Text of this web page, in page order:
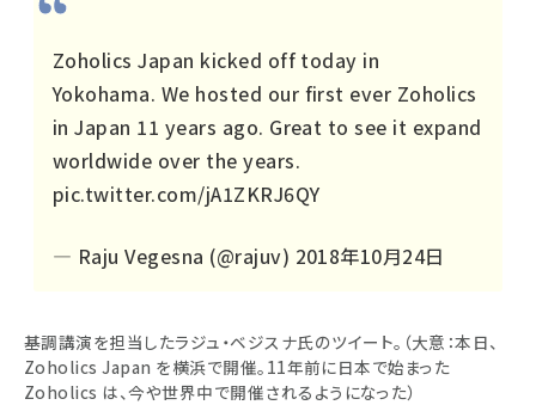
Zoholics Japan kicked off today in
Yokohama. We hosted our first ever Zoholics
in Japan 11 years ago. Great to see it expand
worldwide over the years.
pic.twitter.com/jA1ZKRJ6QY
— Raju Vegesna (@rajuv) 2018年10月24日
基調講演を担当したラジュ・ベジスナ氏のツイート。（大意：本日、
Zoholics Japan を横浜で開催。11年前に日本で始まった
Zoholics は、今や世界中で開催されるようになった）